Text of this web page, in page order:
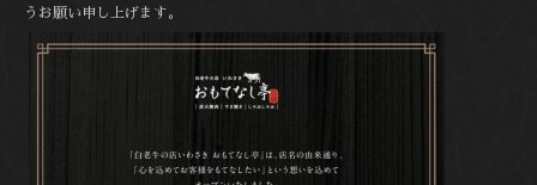
うお願い申し上げます。